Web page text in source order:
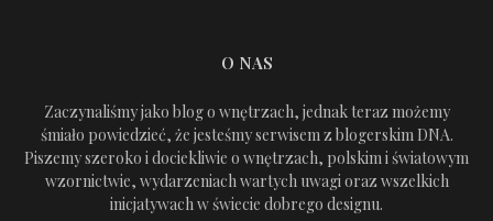
O NAS
Zaczynaliśmy jako blog o wnętrzach, jednak teraz możemy
śmiało powiedzieć, że jesteśmy serwisem z blogerskim DNA.
Piszemy szeroko i dociekliwie o wnętrzach, polskim i światowym
wzornictwie, wydarzeniach wartych uwagi oraz wszelkich
inicjatywach w świecie dobrego designu.